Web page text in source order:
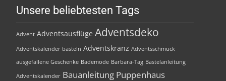
Unsere beliebtesten Tags
Advent Adventsausflüge Adventsdeko
Adventskalender basteln Adventskranz Adventsschmuck
ausgefallene Geschenke Bademode Barbara-Tag Bastelanleitung
Adventskalender Bauanleitung Puppenhaus